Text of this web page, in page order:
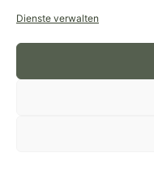
Dienste verwalten